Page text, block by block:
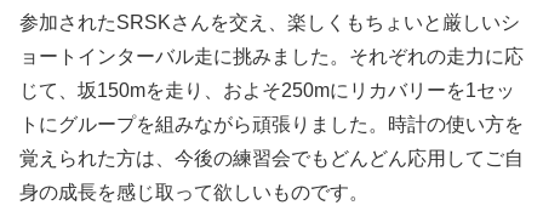
参加されたSRSKさんを交え、楽しくもちょいと厳しいシ
ョートインターバル走に挑みました。それぞれの走力に応
じて、坂150mを走り、およそ250mにリカバリーを1セッ
トにグループを組みながら頑張りました。時計の使い方を
覚えられた方は、今後の練習会でもどんどん応用してご自
身の成長を感じ取って欲しいものです。